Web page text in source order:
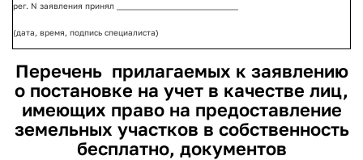
рег. N заявления принял ______________________________
(дата, время, подпись специалиста)
Перечень прилагаемых к заявлению
о постановке на учет в качестве лиц,
имеющих право на предоставление
земельных участков в собственность
бесплатно, документов